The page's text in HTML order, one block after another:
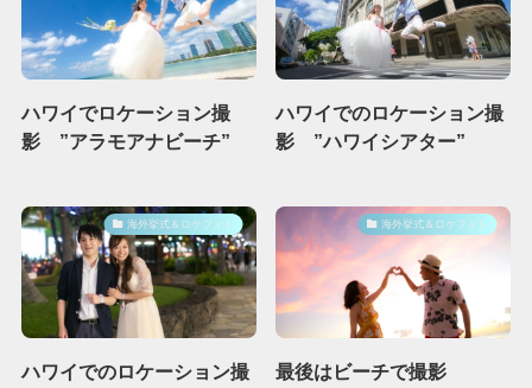
ハワイでロケーション撮
影 ”アラモアナビーチ”
ハワイでのロケーション撮
影 ”ハワイシアター”
海外挙式＆ロケフォト
ハワイでのロケーション撮
海外挙式＆ロケフォト
最後はビーチで撮影